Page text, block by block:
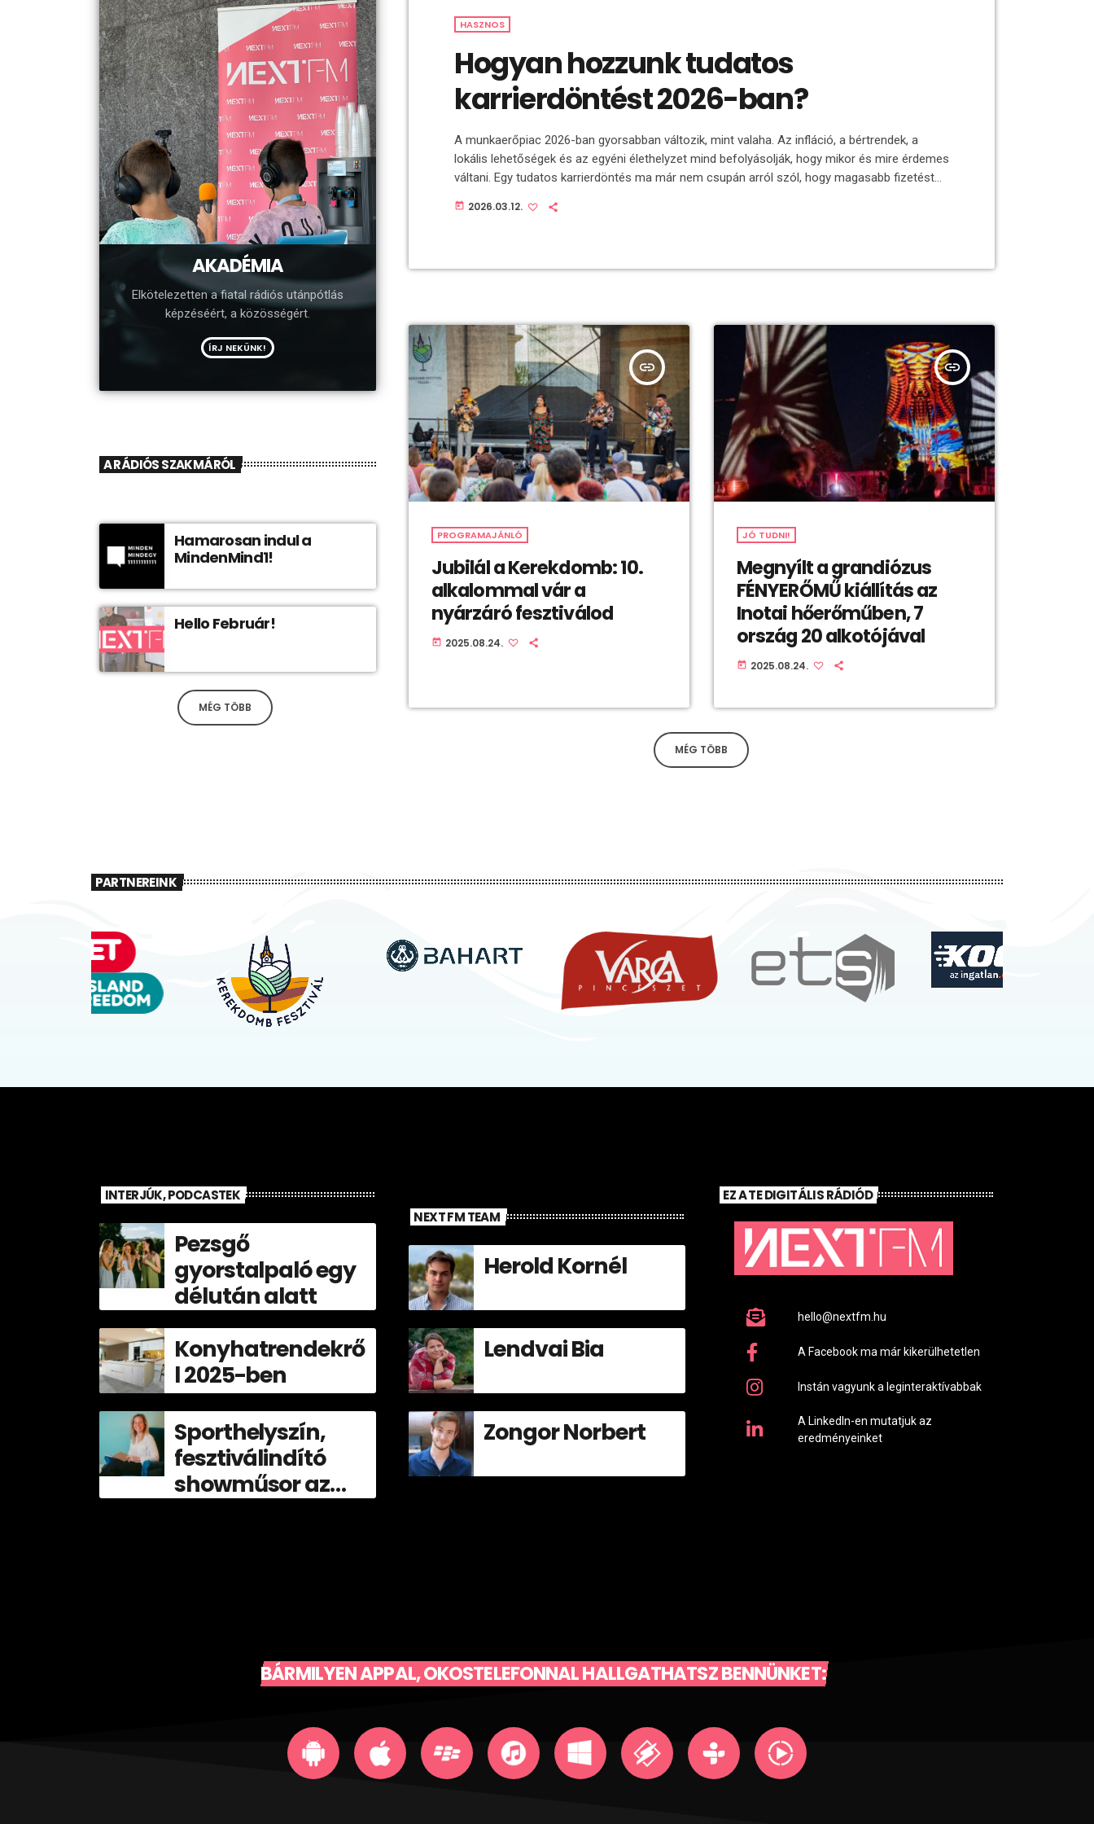
AKADÉMIA
Elkötelezetten a fiatal rádiós utánpótlás
képzéséért, a közösségért.
ÍRJ NEKÜNK!
A RÁDIÓS SZAKMÁRÓL
Hamarosan indul a
MindenMind1!
Hello Február!
MÉG TÖBB
HASZNOS
Hogyan hozzunk tudatos
karrierdöntést 2026-ban?
A munkaerőpiac 2026-ban gyorsabban változik, mint valaha. Az infláció, a bértrendek, a
lokális lehetőségek és az egyéni élethelyzet mind befolyásolják, hogy mikor és mire érdemes
váltani. Egy tudatos karrierdöntés ma már nem csupán arról szól, hogy magasabb fizetést
építsünk. A fizetés önmagában nem minden – de fontos kiindulópont Állásváltás előtt sokan
today 2026.03.12.
insert_link
PROGRAMAJÁNLÓ
Jubilál a Kerekdomb: 10.
alkalommal vár a
nyárzáró fesztiválod
today 2025.08.24.
insert_link
JÓ TUDNI!
Megnyílt a grandiózus
FÉNYERŐMŰ kiállítás az
Inotai hőerőműben, 7
ország 20 alkotójával
today 2025.08.24.
MÉG TÖBB
PARTNEREINK
INTERJÚK, PODCASTEK
Pezsgő
gyorstalpaló egy
délután alatt
Konyhatrendekrő
l 2025-ben
Sporthelyszín,
fesztiválindító
showműsor az
NEXT FM TEAM
Herold Kornél
Lendvai Bia
Zongor Norbert
EZ A TE DIGITÁLIS RÁDIÓD
hello@nextfm.hu
A Facebook ma már kikerülhetetlen
Instán vagyunk a leginteraktívabbak
A LinkedIn-en mutatjuk az
eredményeinket
BÁRMILYEN APPAL, OKOSTELEFONNAL HALLGATHATSZ BENNÜNKET: